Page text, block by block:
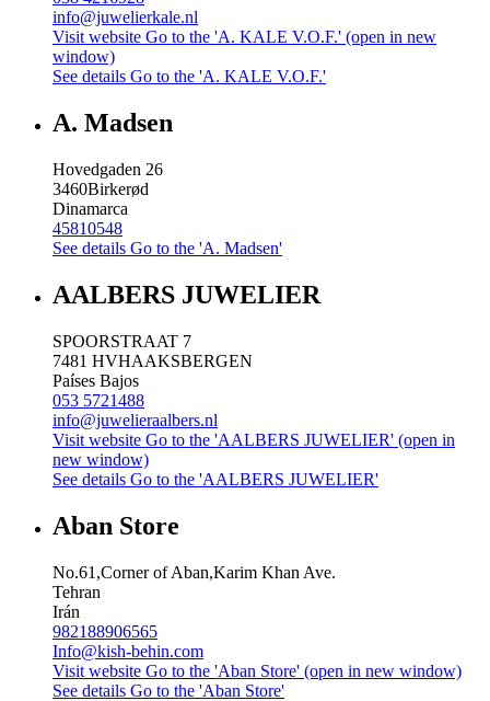
info@juwelierkale.nl
Visit website Go to the 'A. KALE V.O.F.' (open in new
window)
See details Go to the 'A. KALE V.O.F.'
A. Madsen
Hovedgaden 26
3460Birkerød
Dinamarca
45810548
See details Go to the 'A. Madsen'
AALBERS JUWELIER
SPOORSTRAAT 7
7481 HVHAAKSBERGEN
Países Bajos
053 5721488
info@juwelieraalbers.nl
Visit website Go to the 'AALBERS JUWELIER' (open in
new window)
See details Go to the 'AALBERS JUWELIER'
Aban Store
No.61,Corner of Aban,Karim Khan Ave.
Tehran
Irán
982188906565
Info@kish-behin.com
Visit website Go to the 'Aban Store' (open in new window)
See details Go to the 'Aban Store'